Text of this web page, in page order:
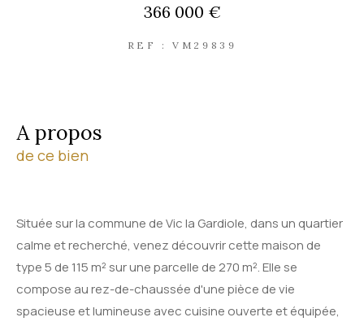
366 000 €
REF : VM29839
a propos
de ce bien
Située sur la commune de Vic la Gardiole, dans un quartier
calme et recherché, venez découvrir cette maison de
type 5 de 115 m² sur une parcelle de 270 m². Elle se
compose au rez-de-chaussée d'une pièce de vie
spacieuse et lumineuse avec cuisine ouverte et équipée,